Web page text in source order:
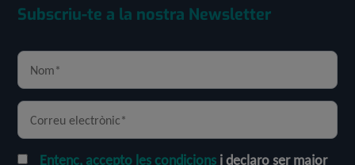
Subscriu-te a la nostra Newsletter
Entenc, accepto les condicions i declaro ser major